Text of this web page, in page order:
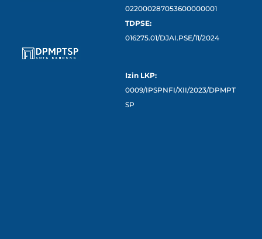
022000287053600000001
TDPSE:
016275.01/DJAI.PSE/11/2024
Izin LKP:
0009/IPSPNFI/XII/2023/DPMPT
SP